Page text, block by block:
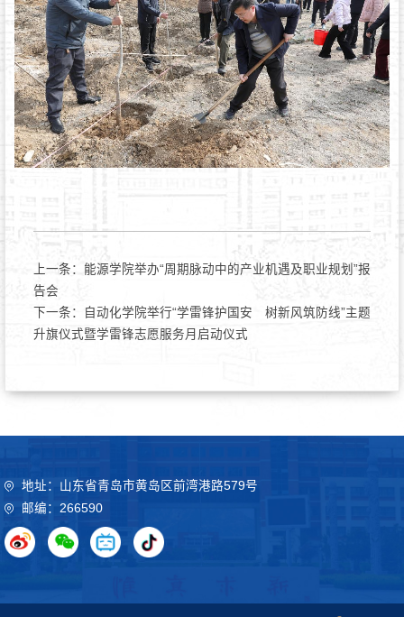
上一条： 能源学院举办“周期脉动中的产业机遇及职业规划”报
告会
下一条：
自动化学院举行“学雷锋护国安 树新风筑防线”主题
升旗仪式暨学雷锋志愿服务月启动仪式
地址：山东省青岛市黄岛区前湾港路579号
邮编：266590